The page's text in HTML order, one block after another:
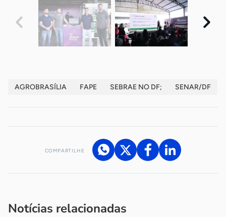
AGROBRASÍLIA FAPE SEBRAE NO DF; SENAR/DF
COMPARTILHE
Notícias relacionadas